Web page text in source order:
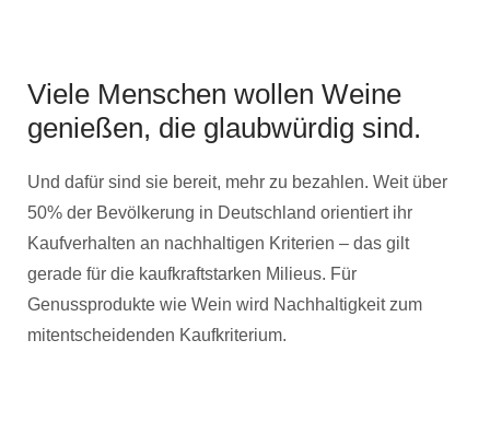
Viele Menschen wollen Weine
genießen, die glaubwürdig sind.
Und dafür sind sie bereit, mehr zu bezahlen. Weit über
50% der Bevölkerung in Deutschland orientiert ihr
Kaufverhalten an nachhaltigen Kriterien – das gilt
gerade für die kaufkraftstarken Milieus. Für
Genussprodukte wie Wein wird Nachhaltigkeit zum
mitentscheidenden Kaufkriterium.